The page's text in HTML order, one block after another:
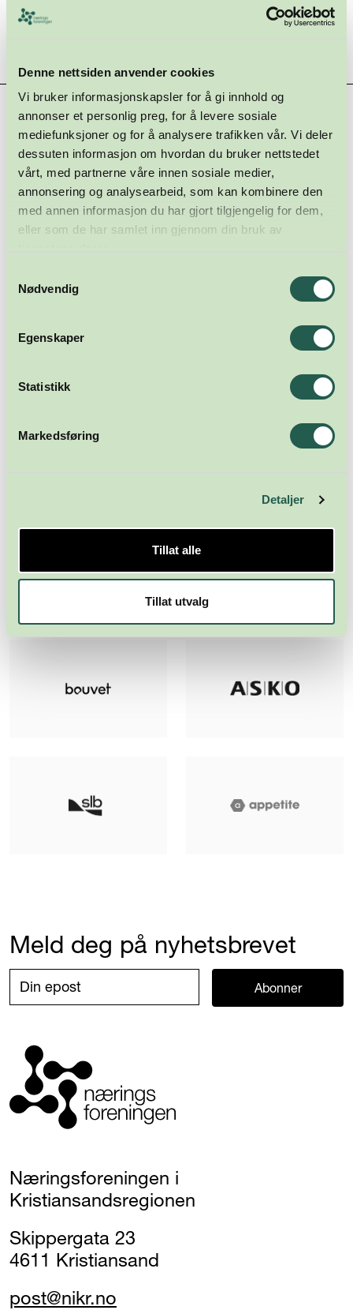
Denne nettsiden anvender cookies
Vi bruker informasjonskapsler for å gi innhold og
annonser et personlig preg, for å levere sosiale
mediefunksjoner og for å analysere trafikken vår. Vi deler
dessuten informasjon om hvordan du bruker nettstedet
vårt, med partnerne våre innen sosiale medier,
annonsering og analysearbeid, som kan kombinere den
med annen informasjon du har gjort tilgjengelig for dem,
eller som de har samlet inn gjennom din bruk av
Nødvendig
Egenskaper
Statistikk
Markedsføring
Detaljer
Tillat alle
Tillat utvalg
Hovedsamarbeidspartnere
Meld deg på nyhetsbrevet
Abonner
Næringsforeningen i
Kristiansandsregionen
Skippergata 23
4611 Kristiansand
post@nikr.no